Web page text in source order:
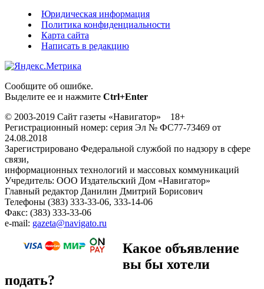
Юридическая информация
Политика конфиденциальности
Карта сайта
Написать в редакцию
Сообщите об ошибке.
Выделите ее и нажмите Ctrl+Enter
© 2003-2019 Сайт газеты «Навигатор» 18+
Регистрационный номер: серия Эл № ФС77-73469 от
24.08.2018
Зарегистрировано Федеральной службой по надзору в сфере
связи,
информационных технологий и массовых коммуникаций
Учредитель: ООО Издательский Дом «Навигатор»
Главный редактор Данилин Дмитрий Борисович
Телефоны (383) 333-33-06, 333-14-06
Факс: (383) 333-33-06
e-mail: gazeta@navigato.ru
Какое объявление
вы бы хотели
подать?